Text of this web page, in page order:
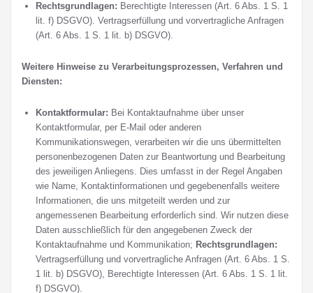
Rechtsgrundlagen: Berechtigte Interessen (Art. 6 Abs. 1 S. 1
lit. f) DSGVO). Vertragserfüllung und vorvertragliche Anfragen
(Art. 6 Abs. 1 S. 1 lit. b) DSGVO).
Weitere Hinweise zu Verarbeitungsprozessen, Verfahren und
Diensten:
Kontaktformular: Bei Kontaktaufnahme über unser
Kontaktformular, per E-Mail oder anderen
Kommunikationswegen, verarbeiten wir die uns übermittelten
personenbezogenen Daten zur Beantwortung und Bearbeitung
des jeweiligen Anliegens. Dies umfasst in der Regel Angaben
wie Name, Kontaktinformationen und gegebenenfalls weitere
Informationen, die uns mitgeteilt werden und zur
angemessenen Bearbeitung erforderlich sind. Wir nutzen diese
Daten ausschließlich für den angegebenen Zweck der
Kontaktaufnahme und Kommunikation; Rechtsgrundlagen:
Vertragserfüllung und vorvertragliche Anfragen (Art. 6 Abs. 1 S.
1 lit. b) DSGVO), Berechtigte Interessen (Art. 6 Abs. 1 S. 1 lit.
f) DSGVO).